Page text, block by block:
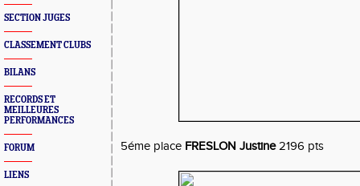
SECTION JUGES
CLASSEMENT CLUBS
BILANS
RECORDS ET
MEILLEURES
PERFORMANCES
FORUM
LIENS
5éme place FRESLON Justine2196 pts